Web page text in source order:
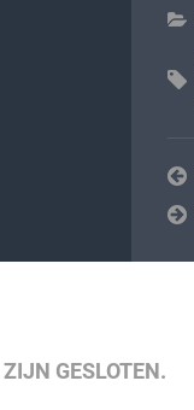
GESLOTEN.